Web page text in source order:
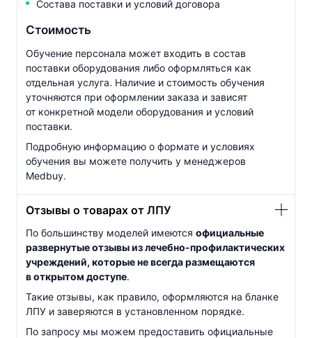
Состава поставки и условий договора
Стоимость
Обучение персонала может входить в состав
поставки оборудования либо оформляться как
отдельная услуга. Наличие и стоимость обучения
уточняются при оформлении заказа и зависят
от конкретной модели оборудования и условий
поставки.
Подробную информацию о формате и условиях
обучения вы можете получить у менеджеров
Medbuy.
Отзывы о товарах от ЛПУ
По большинству моделей имеются официальные
развернутые отзывы излечебно-профилактических
учреждений, которые не всегда размещаются
в открытом доступе.
Такие отзывы, как правило, оформляются на бланке
ЛПУ и заверяются в установленном порядке.
По запросу мы можем предоставить официальные